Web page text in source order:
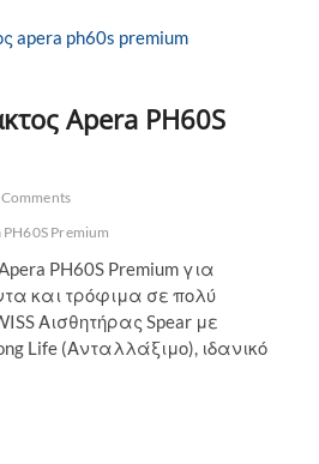
Apera PH60S
Premium
PH60S Premium για
και τρόφιμα σε πολύ
Αισθητήρας Spear με
Life (Ανταλλάξιμο), ιδανικό